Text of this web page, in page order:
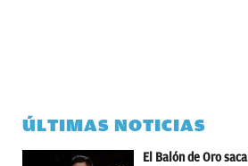
ÚLTIMAS NOTICIAS
El Balón de Oro saca